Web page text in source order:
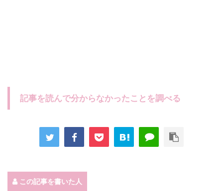
記事を読んで分からなかったことを調べる
この記事を書いた人